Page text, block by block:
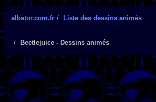
albator.com.fr Liste des dessins animés
Beetlejuice - Dessins animés